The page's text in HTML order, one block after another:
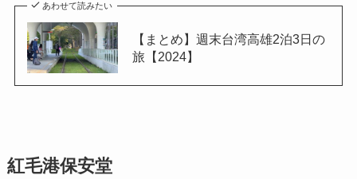
あわせて読みたい
【まとめ】週末台湾高雄2泊3日の
旅【2024】
紅毛港保安堂